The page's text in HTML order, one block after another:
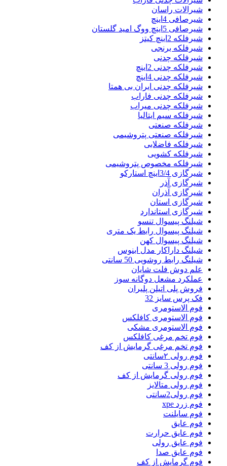
شیرالات راسان
شیرصافی 4اینچ
شیرصافی 5اینچ ووگ امید گلستان
شیرفلکه 2اینچ کیتز
شیرفلکه برنجی
شیرفلکه چدنی
شیرفلکه چدنی 2اینچ
شیرفلکه چدنی 4اینچ
شیرفلکه چدنی ایران بی همتا
شیرفلکه چدنی فاراب
شیرفلکه چدنی میراب
شیرفلکه سیم ایتالیا
شیرفلکه صنعتی
شیرفلکه صنعتی پتروشیمی
شیرفلکه فاضلابی
شیرفلکه کشویی
شیرفلکه مخصوص پتروشیمی
شیرگازی 3/4اینچ استارکو
شیرگازی آذر
شیرگازی آذران
شیرگازی استان
شیرگازی استاندارد
شیلنگ پیسوال تنسو
شیلنگ پیسوال رابط یک متری
شیلنگ پیسوال کهن
شیلنگ داراکار مدل ابنوس
شیلنگ رابط روشویی 50 سانتی
علم دوش فلت شایان
عملکرد مشعل دوگانه سوز
فروش پلی اتیلن پلیران
فک پرس سایز 32
فوم الاستومری
فوم الاستومری کافلکس
فوم الاستومری مشکی
فوم تخم مرغی کافلکس
فوم تخم مرغی گرمایش از کف
فوم رولی ۲سانتی
فوم رولی 3 سانتی
فوم رولی گرمایش از کف
فوم رولی متالایز
فوم رولی2سانتی
فوم زرد xpe
فوم سایلنت
فوم عایق
فوم عایق حرارت
فوم عایق رولی
فوم عایق صدا
فوم گرمایش از کف